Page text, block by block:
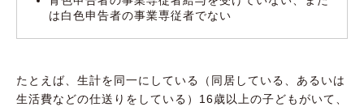
は白色申告者の事業専従者でない
たとえば、生計を同一にしている（同居している、あるいは
生活費などの仕送りをしている）16歳以上の子どもがいて、